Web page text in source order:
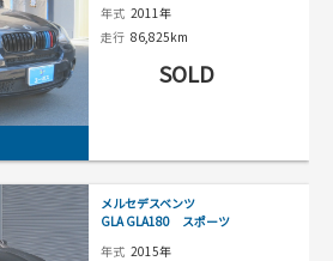
年式 2011年
走行 86,825km
SOLD
メルセデスベンツ
GLA GLA180 スポーツ
年式 2015年